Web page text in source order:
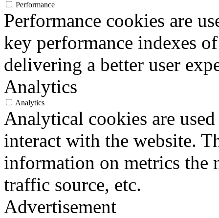
Performance
Performance cookies are
key performance indexes
delivering a better user
Analytics
Analytics
Analytical cookies are
interact with the website.
information on metrics the
traffic source, etc.
Advertisement